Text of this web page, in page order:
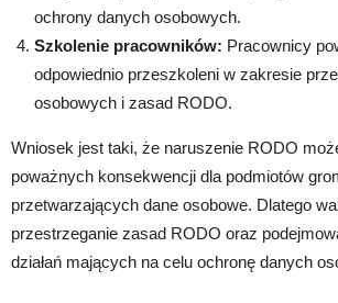
ochrony danych osobowych.
Szkolenie pracowników: Pracownicy
odpowiednio przeszkoleni w zakresie
osobowych i zasad RODO.
Wniosek jest taki, że naruszenie RODO
poważnych konsekwencji dla podmiotów
przetwarzających dane osobowe. Dlatego
przestrzeganie zasad RODO oraz
działań mających na celu ochronę danych